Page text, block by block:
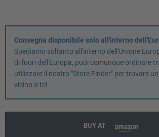
Consegna disponibile solo all'interno
Spediamo soltanto all'interno dell'Unione
di fuori dell'Europa, puoi comunque ordinare
utilizzare il nostro "Store Finder" per trovare
vicino a te!
BUY AT